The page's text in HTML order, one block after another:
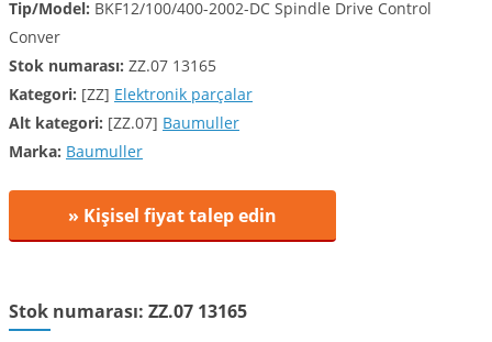
Tip/Model: BKF12/100/400-2002-DC Spindle Drive Control
Conver
Stok numarası: ZZ.07 13165
Kategori: [ZZ] Elektronik parçalar
Alt kategori: [ZZ.07] Baumuller
Marka: Baumuller
» Kişisel fiyat talep edin
Stok numarası: ZZ.07 13165